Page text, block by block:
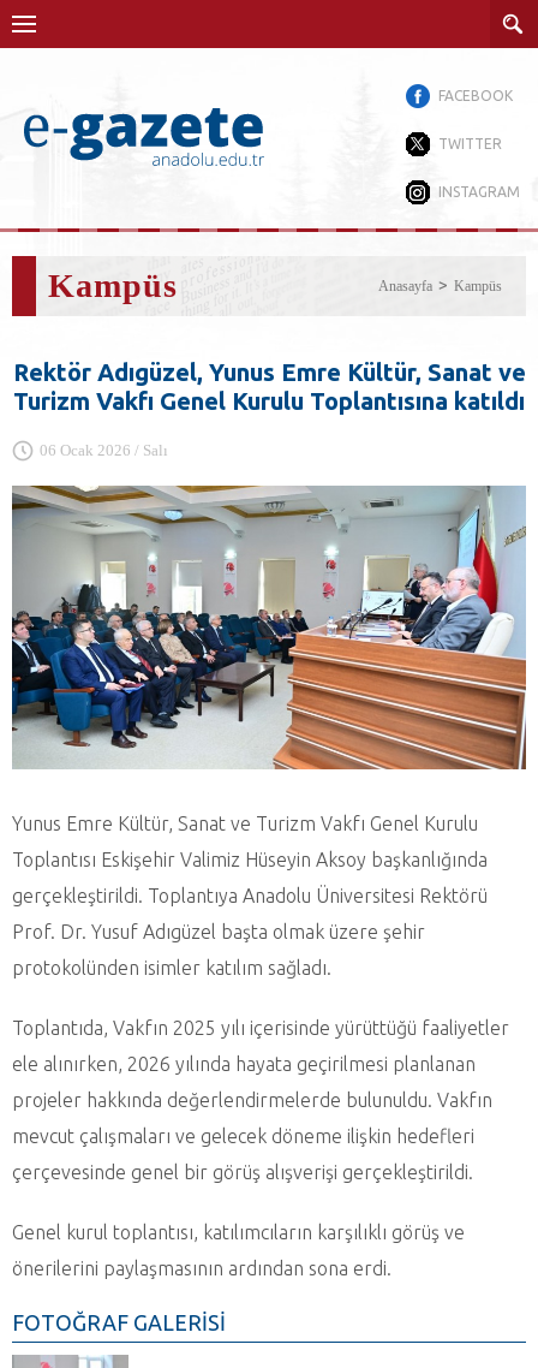
FACEBOOK
TWITTER
INSTAGRAM
Kampüs Anasayfa Kampüs
Rektör Adıgüzel, Yunus Emre Kültür, Sanat ve
Turizm Vakfı Genel Kurulu Toplantısına katıldı
06 Ocak 2026 / Salı
Yunus Emre Kültür, Sanat ve Turizm Vakfı Genel Kurulu
Toplantısı Eskişehir Valimiz Hüseyin Aksoy başkanlığında
gerçekleştirildi. Toplantıya Anadolu Üniversitesi Rektörü
Prof. Dr. Yusuf Adıgüzel başta olmak üzere şehir
protokolünden isimler katılım sağladı.
Toplantıda, Vakfın 2025 yılı içerisinde yürüttüğü faaliyetler
ele alınırken, 2026 yılında hayata geçirilmesi planlanan
projeler hakkında değerlendirmelerde bulunuldu. Vakfın
mevcut çalışmaları ve gelecek döneme ilişkin hedefleri
çerçevesinde genel bir görüş alışverişi gerçekleştirildi.
Genel kurul toplantısı, katılımcıların karşılıklı görüş ve
önerilerini paylaşmasının ardından sona erdi.
FOTOĞRAF GALERİSİ